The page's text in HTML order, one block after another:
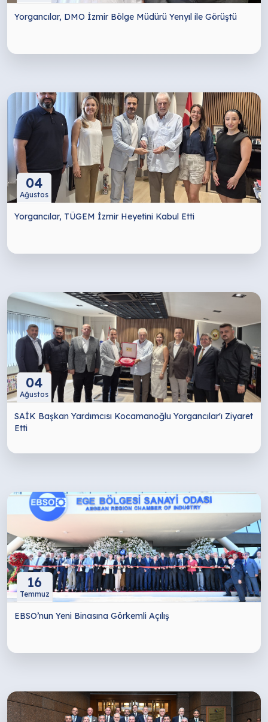
Yorgancılar, DMO İzmir Bölge Müdürü Yenyıl ile Görüştü
04
Ağustos
Yorgancılar, TÜGEM İzmir Heyetini Kabul Etti
04
Ağustos
SAİK Başkan Yardımcısı Kocamanoğlu Yorgancılar'ı Ziyaret
Etti
16
Temmuz
EBSO’nun Yeni Binasına Görkemli Açılış